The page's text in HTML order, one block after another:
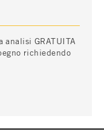
GRATUITA
richiedendo